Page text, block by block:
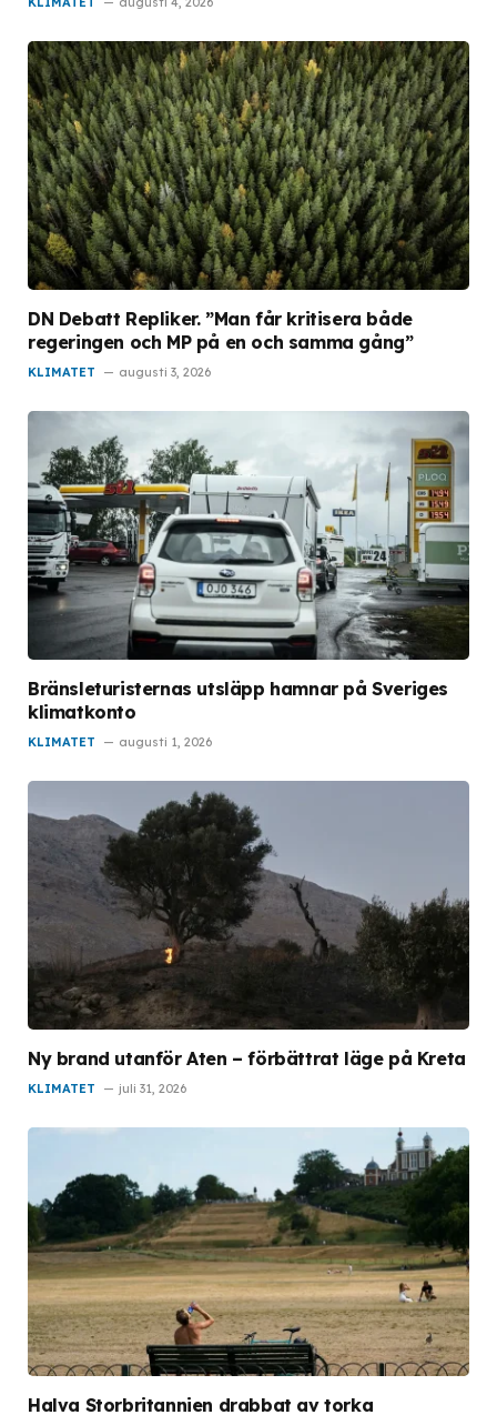
DN Debatt Repliker. ”Man får kritisera både
regeringen och MP på en och samma gång”
KLIMATET augusti 3, 2026
Bränsleturisternas utsläpp hamnar på Sveriges
klimatkonto
KLIMATET augusti 1, 2026
Ny brand utanför Aten – förbättrat läge på Kreta
KLIMATET juli 31, 2026
Halva Storbritannien drabbat av torka